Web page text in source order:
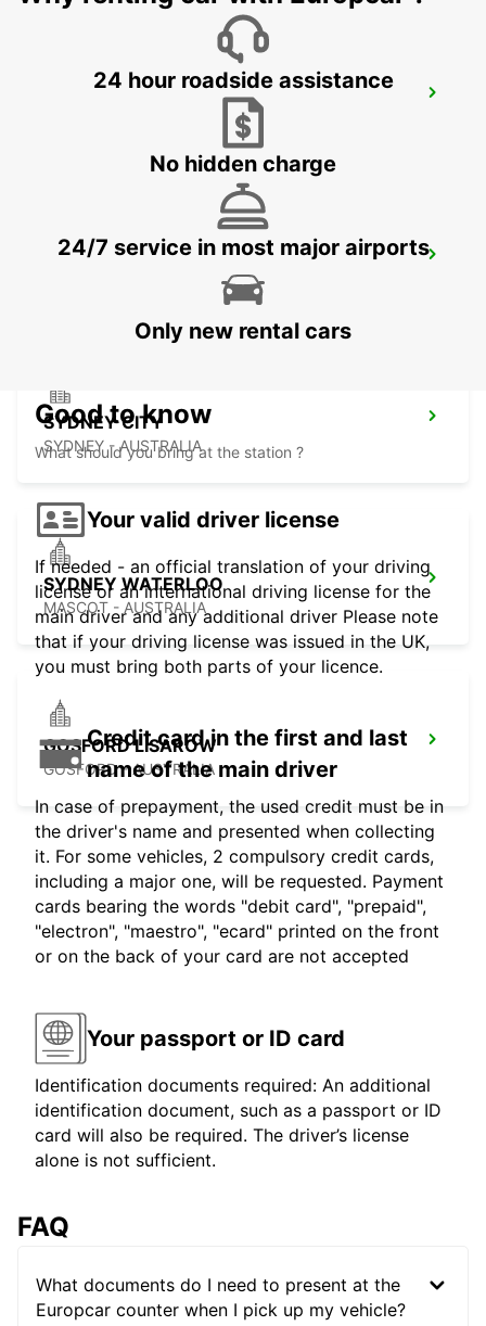
SYDNEY AIRPORT
SYDNEY CITY
SYDNEY - AUSTRALIA
SYDNEY WATERLOO
MASCOT - AUSTRALIA
GOSFORD LISAROW
GOSFORD - AUSTRALIA
24 hour roadside assistance
No hidden charge
24/7 service in most major airports
Only new rental cars
Good to know
What should you bring at the station ?
Your valid driver license
If needed - an official translation of your driving
license or an international driving license for the
main driver and any additional driver Please note
that if your driving license was issued in the UK,
you must bring both parts of your licence.
Credit card in the first and last
name of the main driver
In case of prepayment, the used credit must be in
the driver's name and presented when collecting
it. For some vehicles, 2 compulsory credit cards,
including a major one, will be requested. Payment
cards bearing the words "debit card", "prepaid",
"electron", "maestro", "ecard" printed on the front
or on the back of your card are not accepted
Your passport or ID card
Identification documents required: An additional
identification document, such as a passport or ID
card will also be required. The driver’s license
alone is not sufficient.
FAQ
What documents do I need to present at the
Europcar counter when I pick up my vehicle?